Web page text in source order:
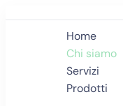
Home
Chi siamo
Servizi
Prodotti